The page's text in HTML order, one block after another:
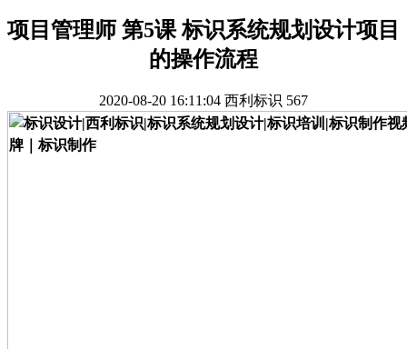
项目管理师 第5课 标识系统规划设计项目
的操作流程
2020-08-20 16:11:04 西利标识 567